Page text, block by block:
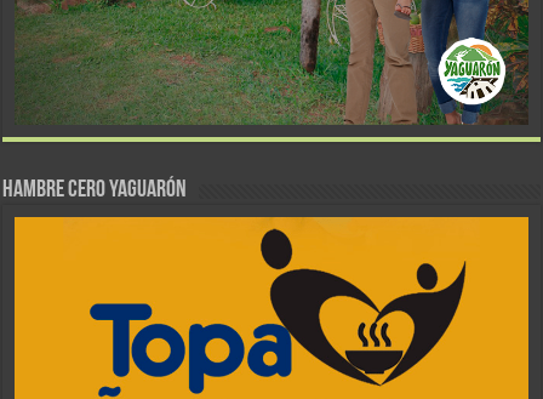
Hambre Cero Yaguarón